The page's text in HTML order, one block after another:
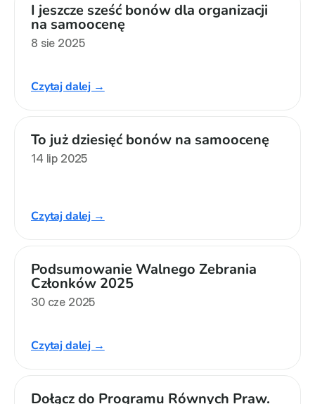
I jeszcze sześć bonów dla organizacji
na samoocenę
8 sie 2025
Czytaj dalej →
To już dziesięć bonów na samoocenę
14 lip 2025
Czytaj dalej →
Podsumowanie Walnego Zebrania
Członków 2025
30 cze 2025
Czytaj dalej →
Dołącz do Programu Równych Praw.